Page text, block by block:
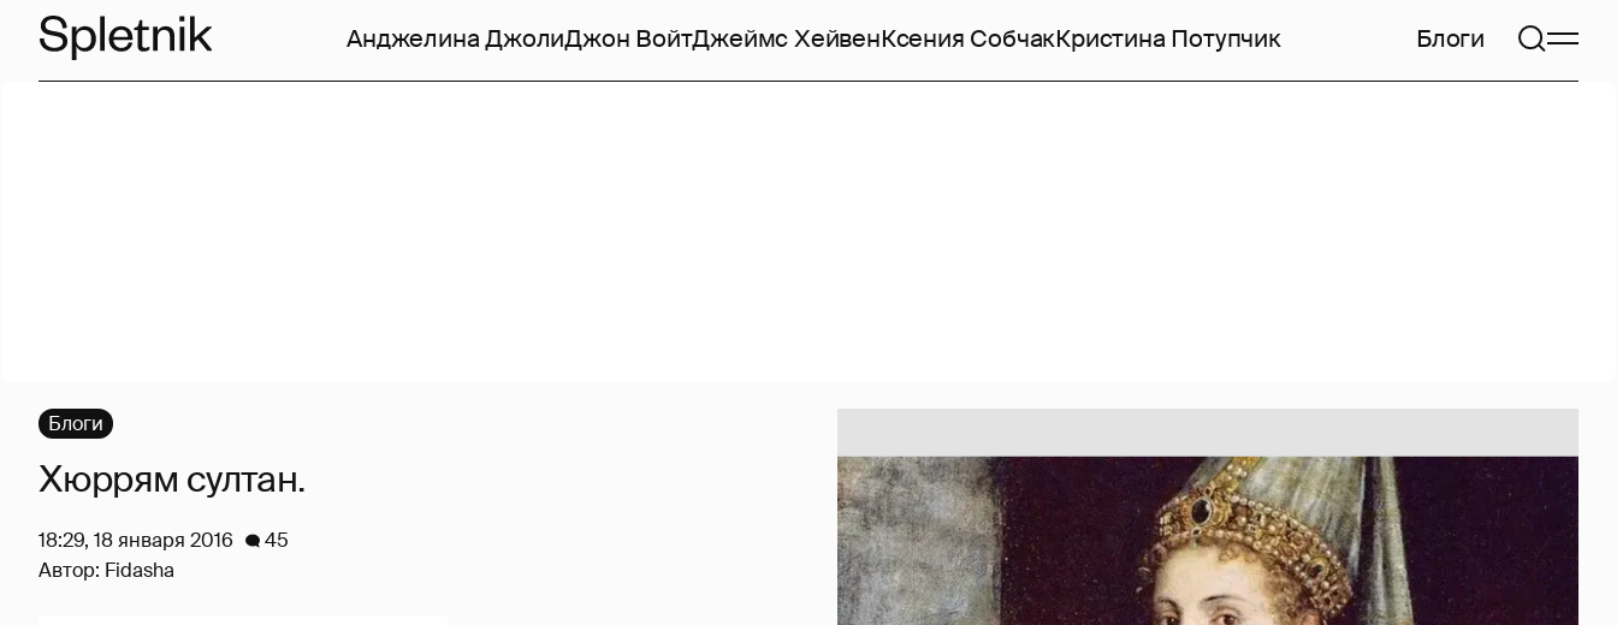
Анджелина ДжолиДжон ВойтДжеймс ХейвенКсения СобчакКристина Потупчик Блоги
Блоги
Хюррям султан.
18:29, 18 января 2016
45
Автор: Fidasha